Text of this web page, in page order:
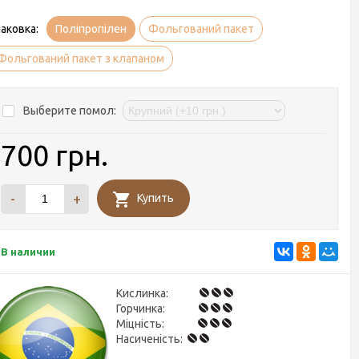
Поліпропілен Фольгований пакет
пакет з клапаном
Выберите помол:
700 грн.
- + Купить
В наличии
Кислинка:
Горчинка:
Міцність:
Насиченість: